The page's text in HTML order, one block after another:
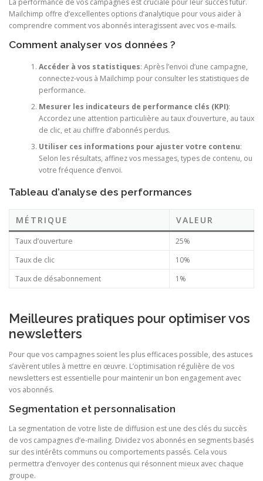
Mailchimp offre d’excellentes options d’analytique pour vous aider à
comprendre comment vos abonnés interagissent avec vos e-mails.
Comment analyser vos données ?
Accéder à vos statistiques: Après l’envoi d’une campagne,
connectez-vous à Mailchimp pour consulter les statistiques de
performance.
Mesurer les indicateurs de performance clés (KPI):
Accordez une attention particulière au taux d’ouverture, au taux
de clic, et au chiffre d’abonnés perdus.
Utiliser ces informations pour ajuster votre contenu:
Selon les résultats, affinez vos messages, types de contenu, ou
votre fréquence d’envoi.
Tableau d’analyse des performances
MÉTRIQUE VALEUR
Taux d’ouverture
25%
Taux de clic
10%
Taux de désabonnement
1%
Meilleures pratiques pour optimiser vos
newsletters
Pour que vos campagnes soient les plus efficaces possible, des astuces
s’avèrent utiles à mettre en œuvre. L’optimisation régulière de vos
newsletters est essentielle pour maintenir un bon engagement avec
vos abonnés.
Segmentation et personnalisation
La segmentation de votre liste de diffusion est une des clés du succès
de vos campagnes d’e-mailing. Dividez vos abonnés en segments basés
sur des intérêts communs ou comportements passés. Cela vous
permettra d’envoyer des contenus qui résonnent mieux avec chaque
groupe.